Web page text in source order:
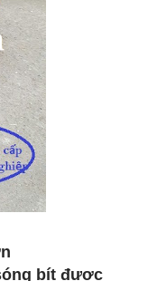
bít được